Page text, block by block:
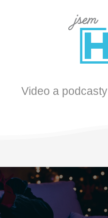
Video a podcasty